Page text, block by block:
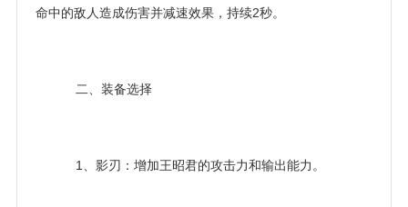
命中的敌人造成伤害并减速效果，持续2秒。
二、装备选择
1、影刃：增加王昭君的攻击力和输出能力。